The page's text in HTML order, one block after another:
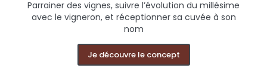
Parrainer des vignes, suivre l’évolution du millésime
avec le vigneron, et réceptionner sa cuvée à son
nom
Je découvre le concept